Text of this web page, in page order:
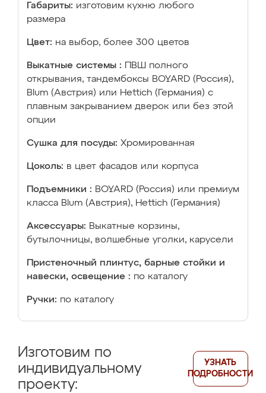
Габариты: изготовим кухню любого
размера
Цвет: на выбор, более 300 цветов
Выкатные системы :
ПВШ полного
открывания, тандембоксы BOYARD (Россия),
Blum (Австрия) или Hettich (Германия) с
плавным закрыванием дверок или без этой
опции
Сушка для посуды: Хромированная
Цоколь: в цвет фасадов или корпуса
Подъемники : BOYARD (Россия) или премиум
класса Blum (Австрия), Hettich (Германия)
Аксессуары: Выкатные корзины,
бутылочницы, волшебные уголки, карусели
Пристеночный плинтус, барные стойки и
навески, освещение : по каталогу
Ручки: по каталогу
Изготовим по
индивидуальному
проекту:
УЗНАТЬ
ПОДРОБНОСТИ